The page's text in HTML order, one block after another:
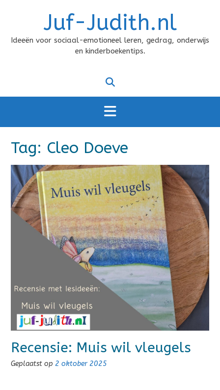
Juf-Judith.nl
Ideeën voor sociaal-emotioneel leren, gedrag, onderwijs
en kinderboekentips.
Tag: Cleo Doeve
Recensie: Muis wil vleugels
Geplaatst op 2 oktober 2025